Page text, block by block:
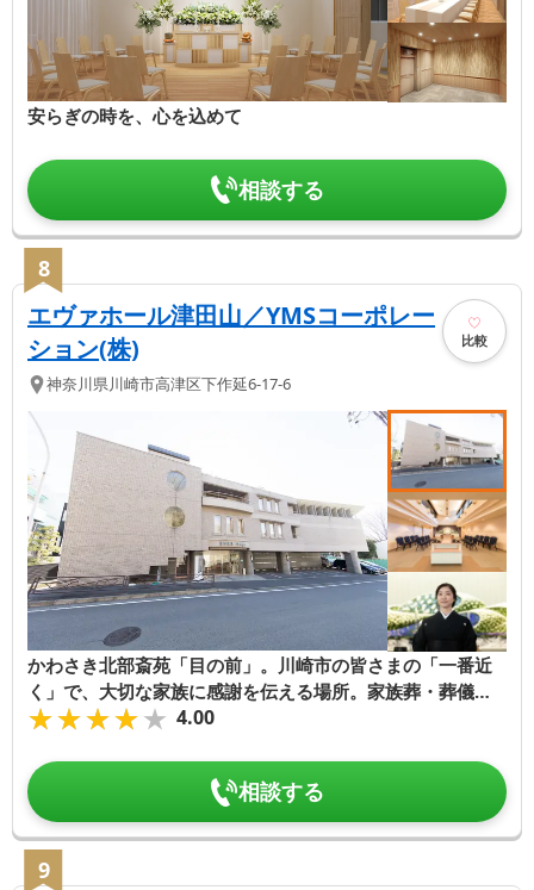
安らぎの時を、心を込めて
相談する
8
エヴァホール津田山／YMSコーポレー
ション(株)
神奈川県川崎市高津区下作延6-17-6
比較
かわさき北部斎苑「目の前」。川崎市の皆さまの「一番近
く」で、大切な家族に感謝を伝える場所。家族葬・葬儀は
エヴァホール津田山
★★★★★
★★★★★ 4.00
相談する
9